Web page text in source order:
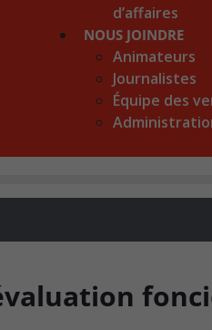
d’affaires
NOUS JOINDRE
Animateurs
Journalistes
Équipe des